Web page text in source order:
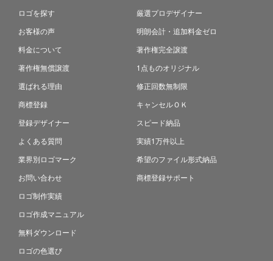
ロゴを探す
お客様の声
料金について
著作権無償譲渡
選ばれる理由
商標登録
登録デザイナー
よくある質問
業界別ロゴマーク
お問い合わせ
ロゴ制作実績
ロゴ作成マニュアル
無料ダウンロード
ロゴの色選び
厳選プロデザイナー
明朗会計・追加料金ゼロ
著作権完全譲渡
1点ものオリジナル
修正回数無制限
キャンセルＯＫ
スピード納品
実績1万件以上
希望のファイル形式納品
商標登録サポート